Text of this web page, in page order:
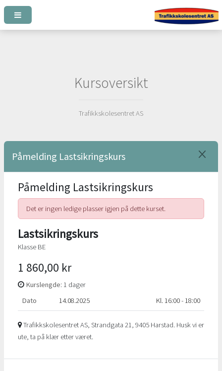
Kursoversikt
Trafikkskolesentret AS
Påmelding Lastsikringskurs
Påmelding Lastsikringskurs
Det er ingen ledige plasser igjen på dette kurset.
Lastsikringskurs
Klasse BE
1 860,00 kr
Kurslengde: 1 dager
Dato
14.08.2025 Kl. 16:00 - 18:00
Trafikkskolesentret AS, Strandgata 21, 9405 Harstad. Husk vi er
ute, ta på klær etter været.